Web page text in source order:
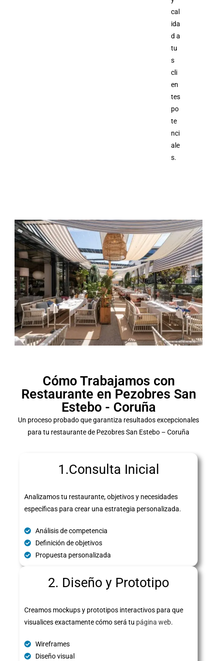
cal
ida
d a
tu
s
cli
en
tes
po
te
nci
ale
s.
Cómo Trabajamos con
Restaurante en Pezobres San
Estebo - Coruña
Un proceso probado que garantiza resultados excepcionales
para tu restaurante de Pezobres San Estebo – Coruña
1.Consulta Inicial
Analizamos tu restaurante, objetivos y necesidades
específicas para crear una estrategia personalizada.
Análisis de competencia
Definición de objetivos
Propuesta personalizada
2. Diseño y Prototipo
Creamos mockups y prototipos interactivos para que
visualices exactamente cómo será tu página web.
Wireframes
Diseño visual